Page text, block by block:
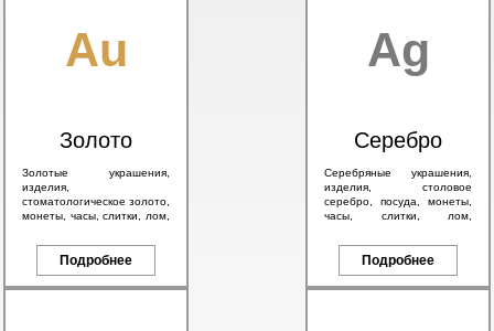
Au
Золото
Золотые украшения,
изделия,
стоматологическое золото,
монеты, часы, слитки, лом,
золото 56 пробы и
брендовые изделия.
Подробнее
Ag
Серебро
Серебряные украшения,
изделия, столовое
серебро, посуда, монеты,
часы, слитки, лом,
пробы, в том числе с
эмалью.Подробнее